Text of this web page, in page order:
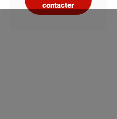
contacter